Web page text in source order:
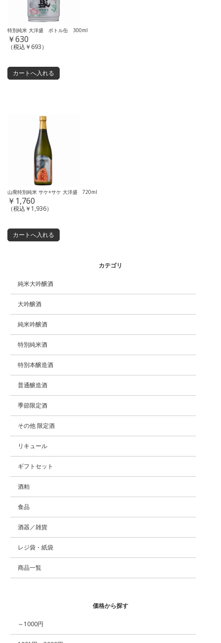
特別純米 大洋盛 ボトル缶 300ml
￥630
（税込￥693）
山廃特別純米 サケ×サケ 大洋盛 720ml
￥1,760
（税込￥1,936）
カテゴリ
純米大吟醸酒
大吟醸酒
純米吟醸酒
特別純米酒
特別本醸造酒
普通醸造酒
季節限定酒
その他 限定酒
リキュール
ギフトセット
酒粕
食品
酒器／雑貨
レジ袋・紙袋
商品一覧
価格から探す
～1000円